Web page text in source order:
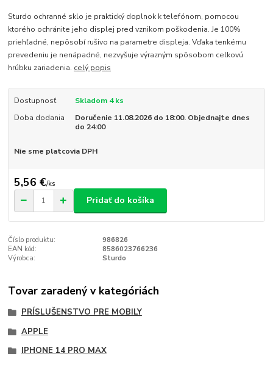
Sturdo ochranné sklo je praktický doplnok k telefónom, pomocou
ktorého ochránite jeho displej pred vznikom poškodenia. Je 100%
priehľadné, nepôsobí rušivo na parametre displeja. Vďaka tenkému
prevedeniu je nenápadné, nezvyšuje výrazným spôsobom celkovú
hrúbku zariadenia. celý popis
Dostupnosť
Skladom 4 ks
Doba dodania
Doručenie 11.08.2026 do 18:00. Objednajte dnes
do 24:00
Nie sme platcovia DPH
5,56 €/ks
Pridať do košíka
Číslo produktu:
986826
EAN kód:
8586023766236
Výrobca:
Sturdo
Tovar zaradený v kategóriách
PRÍSLUŠENSTVO PRE MOBILY
APPLE
IPHONE 14 PRO MAX